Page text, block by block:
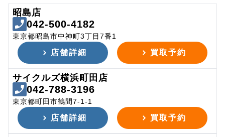
昭島店
042-500-4182
東京都昭島市中神町3丁目7番1
店舗詳細 買取予約
サイクルズ横浜町田店
042-788-3196
東京都町田市鶴間7-1-1
店舗詳細 買取予約